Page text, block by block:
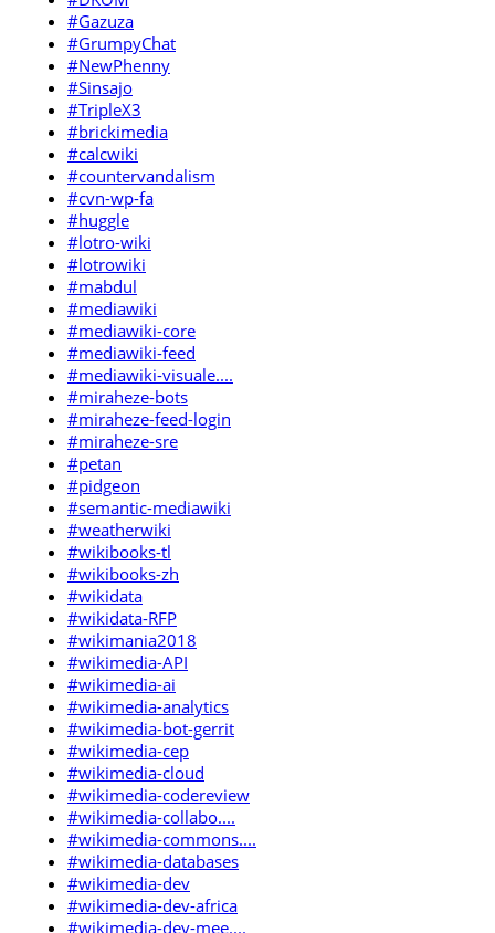
#Gazuza
#GrumpyChat
#NewPhenny
#Sinsajo
#TripleX3
#brickimedia
#calcwiki
#countervandalism
#cvn-wp-fa
#huggle
#lotro-wiki
#lotrowiki
#mabdul
#mediawiki
#mediawiki-core
#mediawiki-feed
#mediawiki-visuale....
#miraheze-bots
#miraheze-feed-login
#miraheze-sre
#petan
#pidgeon
#semantic-mediawiki
#weatherwiki
#wikibooks-tl
#wikibooks-zh
#wikidata
#wikidata-RFP
#wikimania2018
#wikimedia-API
#wikimedia-ai
#wikimedia-analytics
#wikimedia-bot-gerrit
#wikimedia-cep
#wikimedia-cloud
#wikimedia-codereview
#wikimedia-collabo....
#wikimedia-commons....
#wikimedia-databases
#wikimedia-dev
#wikimedia-dev-africa
#wikimedia-dev-mee....